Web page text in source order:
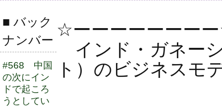
■ バック
ナンバー
#568 中国
の次にイン
ドで起ころ
うとしてい
☆ーーーーーーー
インド・ガネー
ト）のビジネスモ